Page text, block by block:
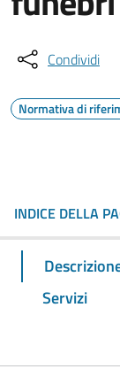
Condividi
Normativa di
INDICE DELLA
Servizi